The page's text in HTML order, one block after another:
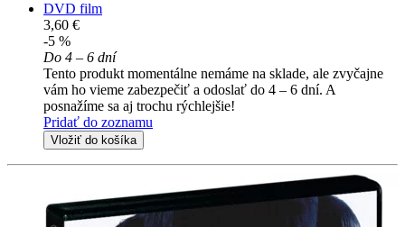
DVD film
3,60 €
-5 %
Do 4 – 6 dní
Tento produkt momentálne nemáme na sklade, ale zvyčajne
vám ho vieme zabezpečiť a odoslať do 4 – 6 dní. A
posnažíme sa aj trochu rýchlejšie!
Pridať do zoznamu
Vložiť do košíka